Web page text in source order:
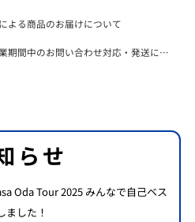
よる商品のお届けについて
【重要】夏季休業期間中のお問い合わせ対応・発送に関するご案内
らせ
Oda Tour 2025 みんなで自己ベス
ました！